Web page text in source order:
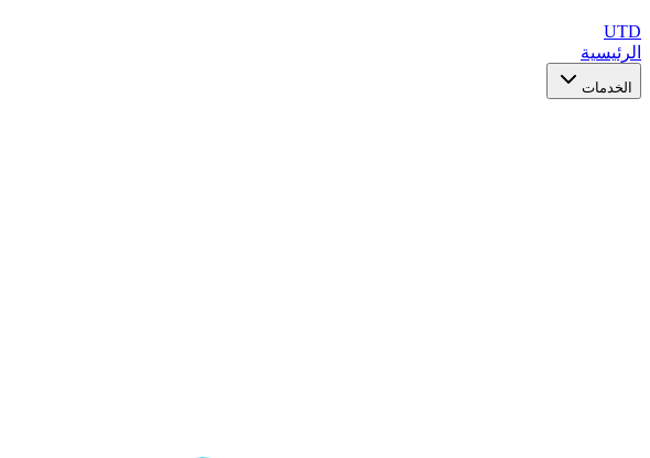
UTD
الرئيسية
الخدمات